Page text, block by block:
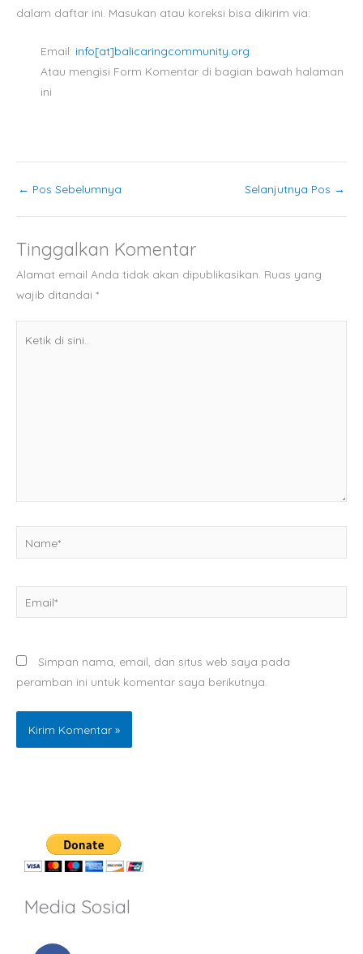
dalam daftar ini. Masukan atau koreksi bisa dikirim via:
Email: info[at]balicaringcommunity.org
Atau mengisi Form Komentar di bagian bawah halaman
ini
← Pos Sebelumnya Selanjutnya Pos →
Tinggalkan Komentar
Alamat email Anda tidak akan dipublikasikan. Ruas yang
wajib ditandai *
Simpan nama, email, dan situs web saya pada
peramban ini untuk komentar saya berikutnya.
Media Sosial